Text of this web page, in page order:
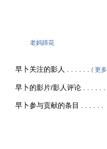
老妈蹄花
早卜关注的影人 . . . . . . ( 更多
早卜的影片/影人评论 . . . . . .
早卜参与贡献的条目 . . . . . .